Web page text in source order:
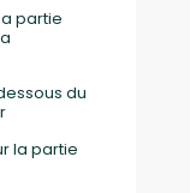
partie
du
la partie